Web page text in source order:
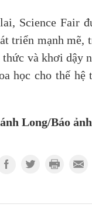
Science Fair
triển mạnh mẽ,
và khơi dậy
học cho thế hệ
Long/Báo